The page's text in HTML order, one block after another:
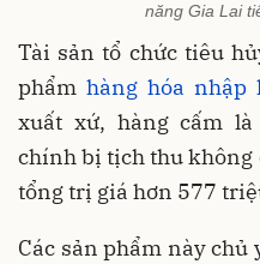
năng Gia Lai
Tài sản tổ chức tiêu
phẩm hàng hóa nhập
xuất xứ, hàng cấm
chính bị tịch thu không
tổng trị giá hơn 577
Các sản phẩm này